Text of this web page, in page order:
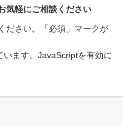
気軽にご相談ください
ださい。「必須」マークが
ます。JavaScriptを有効に